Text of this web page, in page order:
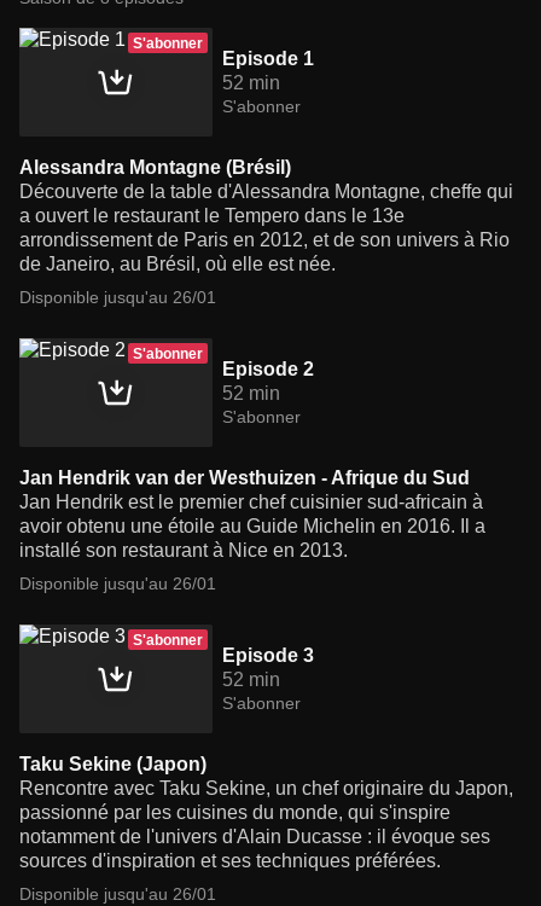
S'abonner
Episode 1
52 min
S'abonner
Alessandra Montagne (Brésil)
Découverte de la table d'Alessandra Montagne, cheffe qui
a ouvert le restaurant le Tempero dans le 13e
arrondissement de Paris en 2012, et de son univers à Rio
de Janeiro, au Brésil, où elle est née.
Disponible jusqu'au 26/01
S'abonner
Episode 2
52 min
S'abonner
Jan Hendrik van der Westhuizen - Afrique du Sud
Jan Hendrik est le premier chef cuisinier sud-africain à
avoir obtenu une étoile au Guide Michelin en 2016. Il a
installé son restaurant à Nice en 2013.
Disponible jusqu'au 26/01
S'abonner
Episode 3
52 min
S'abonner
Taku Sekine (Japon)
Rencontre avec Taku Sekine, un chef originaire du Japon,
passionné par les cuisines du monde, qui s'inspire
notamment de l'univers d'Alain Ducasse : il évoque ses
sources d'inspiration et ses techniques préférées.
Disponible jusqu'au 26/01